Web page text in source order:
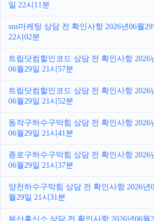
일 22시11분
sns마케팅 상담 전 확인사항 2026년06월29
22시02분
트립닷컴할인코드 상담 전 확인사항 2026
06월29일 21시57분
트립닷컴할인코드 상담 전 확인사항 2026
06월29일 21시52분
동작구하수구막힘 상담 전 확인사항 2026
06월29일 21시41분
종로구하수구막힘 상담 전 확인사항 2026
06월29일 21시37분
양천하수구막힘 상담 전 확인사항 2026년
월29일 21시31분
부산흥신소 상담 전 확인사항 2026년06월